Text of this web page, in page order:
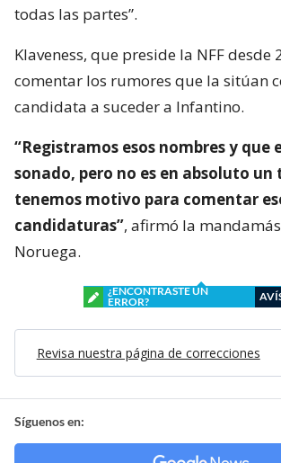
todas las partes”.
Klaveness, que preside la NFF desde
comentar los rumores que la sitúan
candidata a suceder a Infantino.
“Registramos esos nombres y que
sonado, pero no es en absoluto un
tenemos motivo para comentar
candidaturas”, afirmó la
Noruega.
¿ENCONTRASTE UN
ERROR?
Revisa nuestra página de correcciones
Síguenos en: